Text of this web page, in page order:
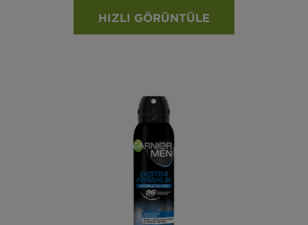
HIZLI GÖRÜNTÜLE